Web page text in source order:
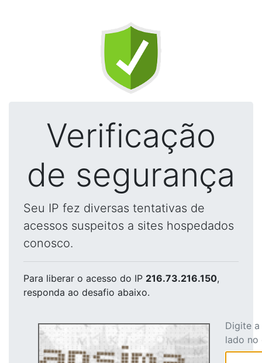
Verificação
de segurança
Seu IP fez diversas tentativas de
acessos suspeitos a sites hospedados
conosco.
Para liberar o acesso do IP 216.73.216.150,
responda ao desafio abaixo.
Digite
lado no